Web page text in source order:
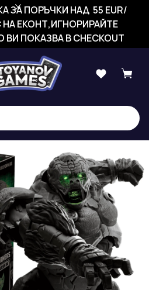
ЗА ПОРЪЧКИ НАД 55 EUR/
НА ЕКОНТ,ИГНОРИРАЙТЕ
ПОКАЗВА В CHECKOUT